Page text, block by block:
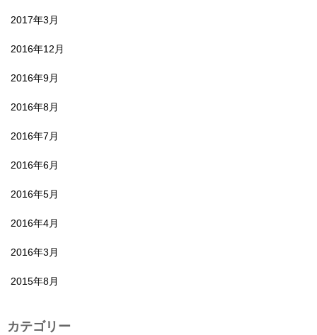
2017年3月
2016年12月
2016年9月
2016年8月
2016年7月
2016年6月
2016年5月
2016年4月
2016年3月
2015年8月
カテゴリー